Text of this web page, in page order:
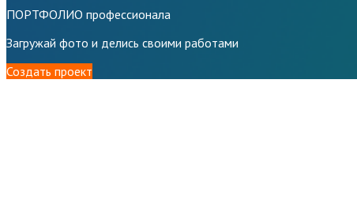
ПОРТФОЛИО профессионала
Загружай фото и делись своими работами
Создать проект